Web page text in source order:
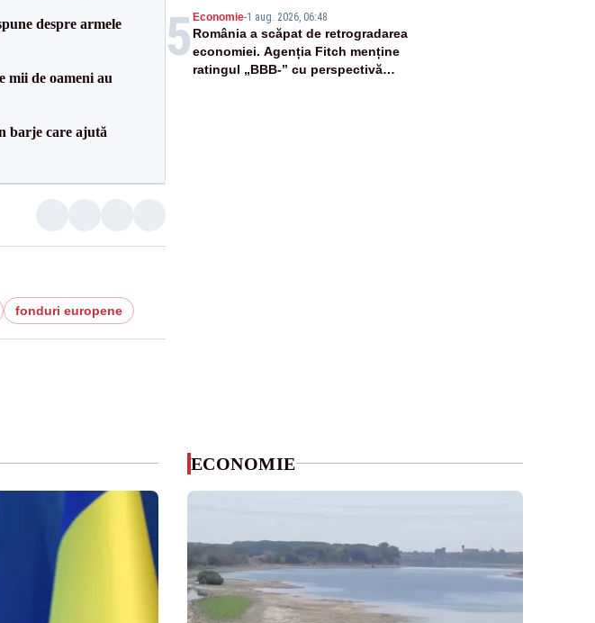
despre armele
mii de oameni au
barje care ajută
fonduri europene
5 Economie-1 aug. 2026, 06:48
România a scăpat de retrogradarea
economiei. Agenția Fitch menține
ratingul „BBB-” cu perspectivă
ECONOMIE